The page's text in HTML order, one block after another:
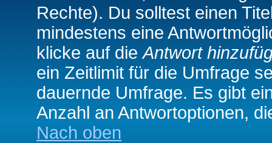
Rechte). Du solltest einen
mindestens eine
klicke auf dieAntwort
ein Zeitlimit für die Umfrage
dauernde Umfrage. Es gibt
Anzahl an Antwortoptionen,
Nach oben